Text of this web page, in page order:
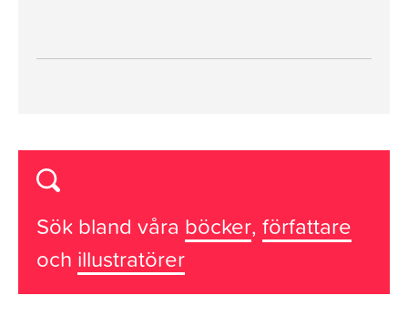
Sök bland våra böcker, författare
och illustratörer